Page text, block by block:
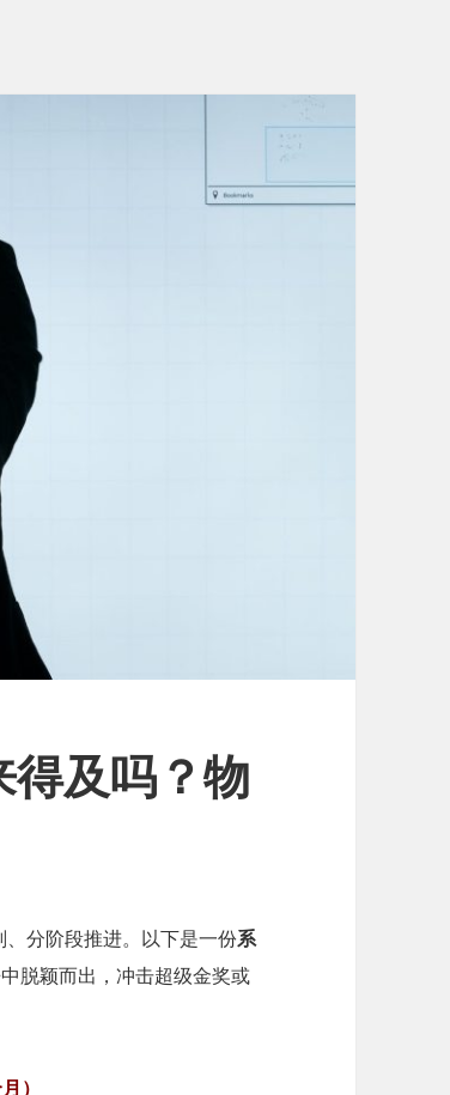
及吗？物
、分阶段推进。以下是一份系
脱颖而出，冲击超级金奖或
）